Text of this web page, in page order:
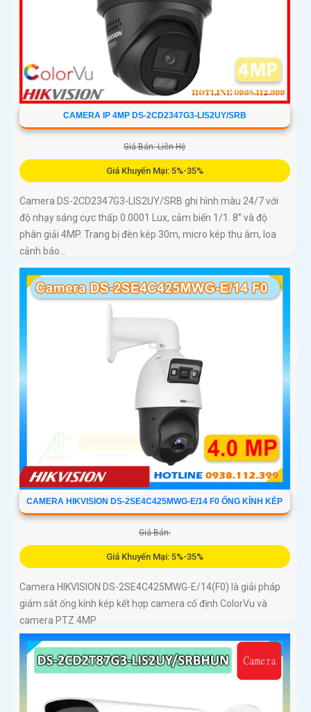
CAMERA IP 4MP DS-2CD2347G3-LIS2UY/SRB
Giá Bán: Liên Hệ
Giá Khuyến Mại: 5%-35%
Camera DS-2CD2347G3-LIS2UY/SRB ghi hình màu 24/7 với
độ nhạy sáng cực thấp 0.0001 Lux, cảm biến 1/1. 8” và độ
phân giải 4MP. Trang bị đèn kép 30m, micro kép thu âm, loa
cảnh báo...
CAMERA HIKVISION DS-2SE4C425MWG-E/14 F0 ỐNG KÍNH KÉP
Giá Bán:
Giá Khuyến Mại: 5%-35%
Camera HIKVISION DS-2SE4C425MWG-E/14(F0) là giải pháp
giám sát ống kính kép kết hợp camera cố định ColorVu và
camera PTZ 4MP